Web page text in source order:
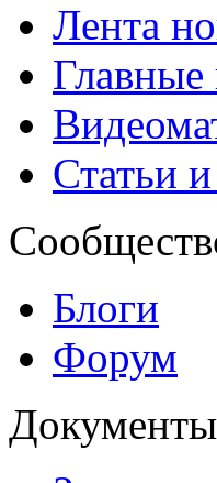
Лента
Главные
Статьи
Блоги
Форум
Документы